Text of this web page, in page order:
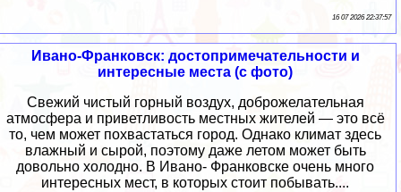
16 07 2026 22:37:57
Ивано-Франковск: достопримечательности и
интересные места (с фото)
Свежий чистый горный воздух, доброжелательная
атмосфера и приветливость местных жителей — это всё
то, чем может похвастаться город. Однако климат здесь
влажный и сырой, поэтому даже летом может быть
довольно холодно. В Ивано- Франковске очень много
интересных мест, в которых стоит побывать....